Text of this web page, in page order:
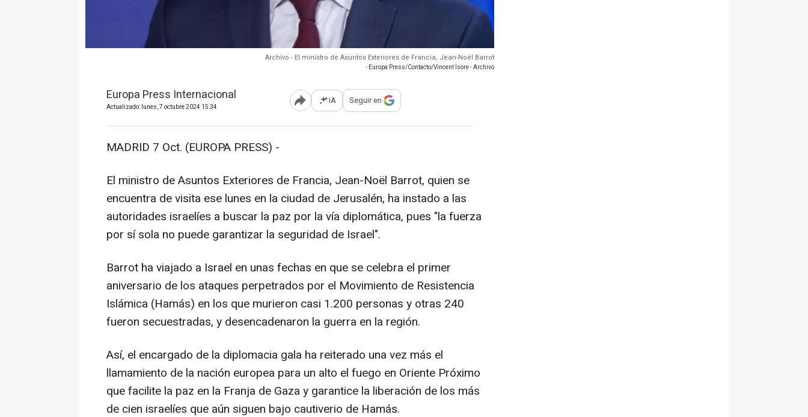
Archivo - El ministro de Asuntos Exteriores de Francia, Jean-Noël Barrot
- Europa Press/Contacto/Vincent Isore - Archivo
Europa Press Internacional
Actualizado: lunes, 7 octubre 2024 15:34 Abrir opciones para compartir
IA Seguir en
MADRID 7 Oct. (EUROPA PRESS) -
El ministro de Asuntos Exteriores de Francia, Jean-Noël Barrot, quien se
encuentra de visita ese lunes en la ciudad de Jerusalén, ha instado a las
autoridades israelíes a buscar la paz por la vía diplomática, pues "la fuerza
por sí sola no puede garantizar la seguridad de Israel".
Barrot ha viajado a Israel en unas fechas en que se celebra el primer
aniversario de los ataques perpetrados por el Movimiento de Resistencia
Islámica (Hamás) en los que murieron casi 1.200 personas y otras 240
fueron secuestradas, y desencadenaron la guerra en la región.
Así, el encargado de la diplomacia gala ha reiterado una vez más el
llamamiento de la nación europea para un alto el fuego en Oriente Próximo
que facilite la paz en la Franja de Gaza y garantice la liberación de los más
de cien israelíes que aún siguen bajo cautiverio de Hamás.